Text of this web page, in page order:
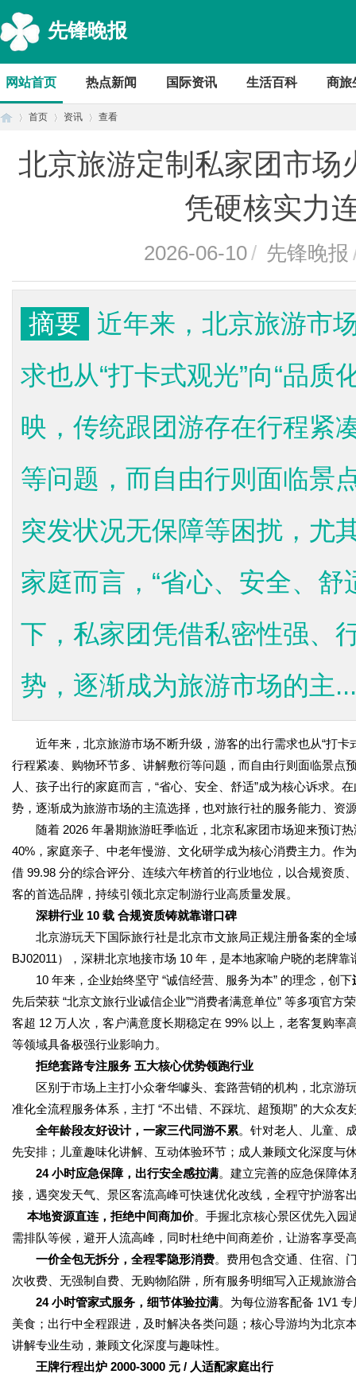
先锋晚报
网站首页 热点新闻 国际资讯 生活百科 商旅
首页 资讯 查看
北京旅游定制私家团市场
凭硬核实力
2026-06-10/ 先锋晚报
摘要
近年来，北京旅游市
求也从“打卡式观光”向“品质
映，传统跟团游存在行程紧
等问题，而自由行则面临景
突发状况无保障等困扰，尤
家庭而言，“省心、安全、
下，私家团凭借私密性强、
势，逐渐成为旅游市场的主...
近年来，北京旅游市场不断升级，游客的出行需求也从“打卡
行程紧凑、购物环节多、讲解敷衍等问题，而自由行则面临景点
人、孩子出行的家庭而言，“省心、安全、舒适”成为核心诉求。
势，逐渐成为旅游市场的主流选择，也对旅行社的服务能力、资
随着 2026 年暑期旅游旺季临近，北京私家团市场迎来预订热
40%，家庭亲子、中老年慢游、文化研学成为核心消费主力。作
借 99.98 分的综合评分、连续六年榜首的行业地位，以合规资质
客的首选品牌，持续引领北京定制游行业高质量发展。
深耕行业 10 载 合规资质铸就靠谱口碑
北京游玩天下国际旅行社是北京市文旅局正规注册备案的全
BJ02011），深耕北京地接市场 10 年，是本地家喻户晓的老牌靠
10 年来，企业始终坚守 “诚信经营、服务为本” 的理念，创下
先后荣获 “北京文旅行业诚信企业”“消费者满意单位” 等多项官
客超 12 万人次，客户满意度长期稳定在 99% 以上，老客复购
等领域具备极强行业影响力。
拒绝套路专注服务 五大核心优势领跑行业
区别于市场上主打小众奢华噱头、套路营销的机构，北京游
准化全流程服务体系，主打 “不出错、不踩坑、超预期” 的大众
全年龄段友好设计，一家三代同游不累。针对老人、儿童、
先安排；儿童趣味化讲解、互动体验环节；成人兼顾文化深度与
24 小时应急保障，出行安全感拉满。建立完善的应急保障体
接，遇突发天气、景区客流高峰可快速优化改线，全程守护游客
本地资源直连，拒绝中间商加价。手握北京核心景区优先入园
需排队等候，避开人流高峰，同时杜绝中间商差价，让游客享受
一价全包无拆分，全程零隐形消费。费用包含交通、住宿、
次收费、无强制自费、无购物陷阱，所有服务明细写入正规旅游
24 小时管家式服务，细节体验拉满。为每位游客配备 1V1
美食；出行中全程跟进，及时解决各类问题；核心导游均为北京
讲解专业生动，兼顾文化深度与趣味性。
王牌行程出炉 2000-3000 元 / 人适配家庭出行